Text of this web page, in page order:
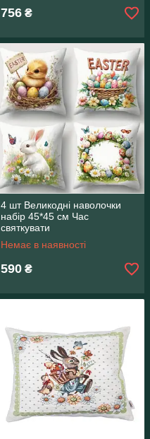
756 ₴
4 шт Великодні наволочки
набір 45*45 см Час
святкувати
Немає в наявності
590 ₴